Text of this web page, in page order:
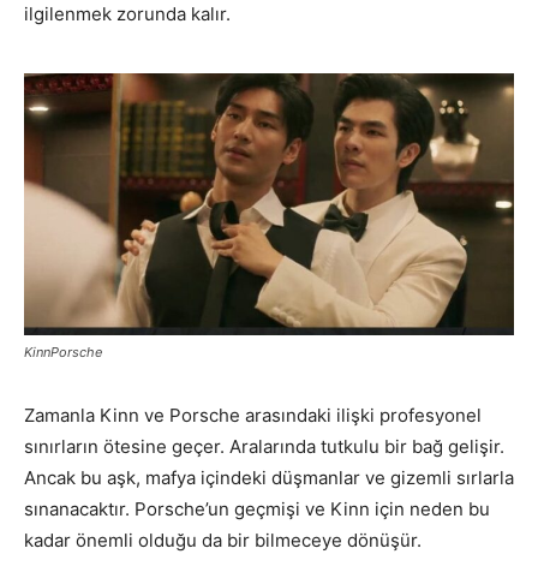
ilgilenmek zorunda kalır.
KinnPorsche
Zamanla Kinn ve Porsche arasındaki ilişki profesyonel
sınırların ötesine geçer. Aralarında tutkulu bir bağ gelişir.
Ancak bu aşk, mafya içindeki düşmanlar ve gizemli sırlarla
sınanacaktır. Porsche’un geçmişi ve Kinn için neden bu
kadar önemli olduğu da bir bilmeceye dönüşür.